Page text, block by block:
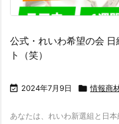
公式・れいわ希望の会
ト（笑）
 2024年7月9日  情報商
あなたは、れいわ新選組と日